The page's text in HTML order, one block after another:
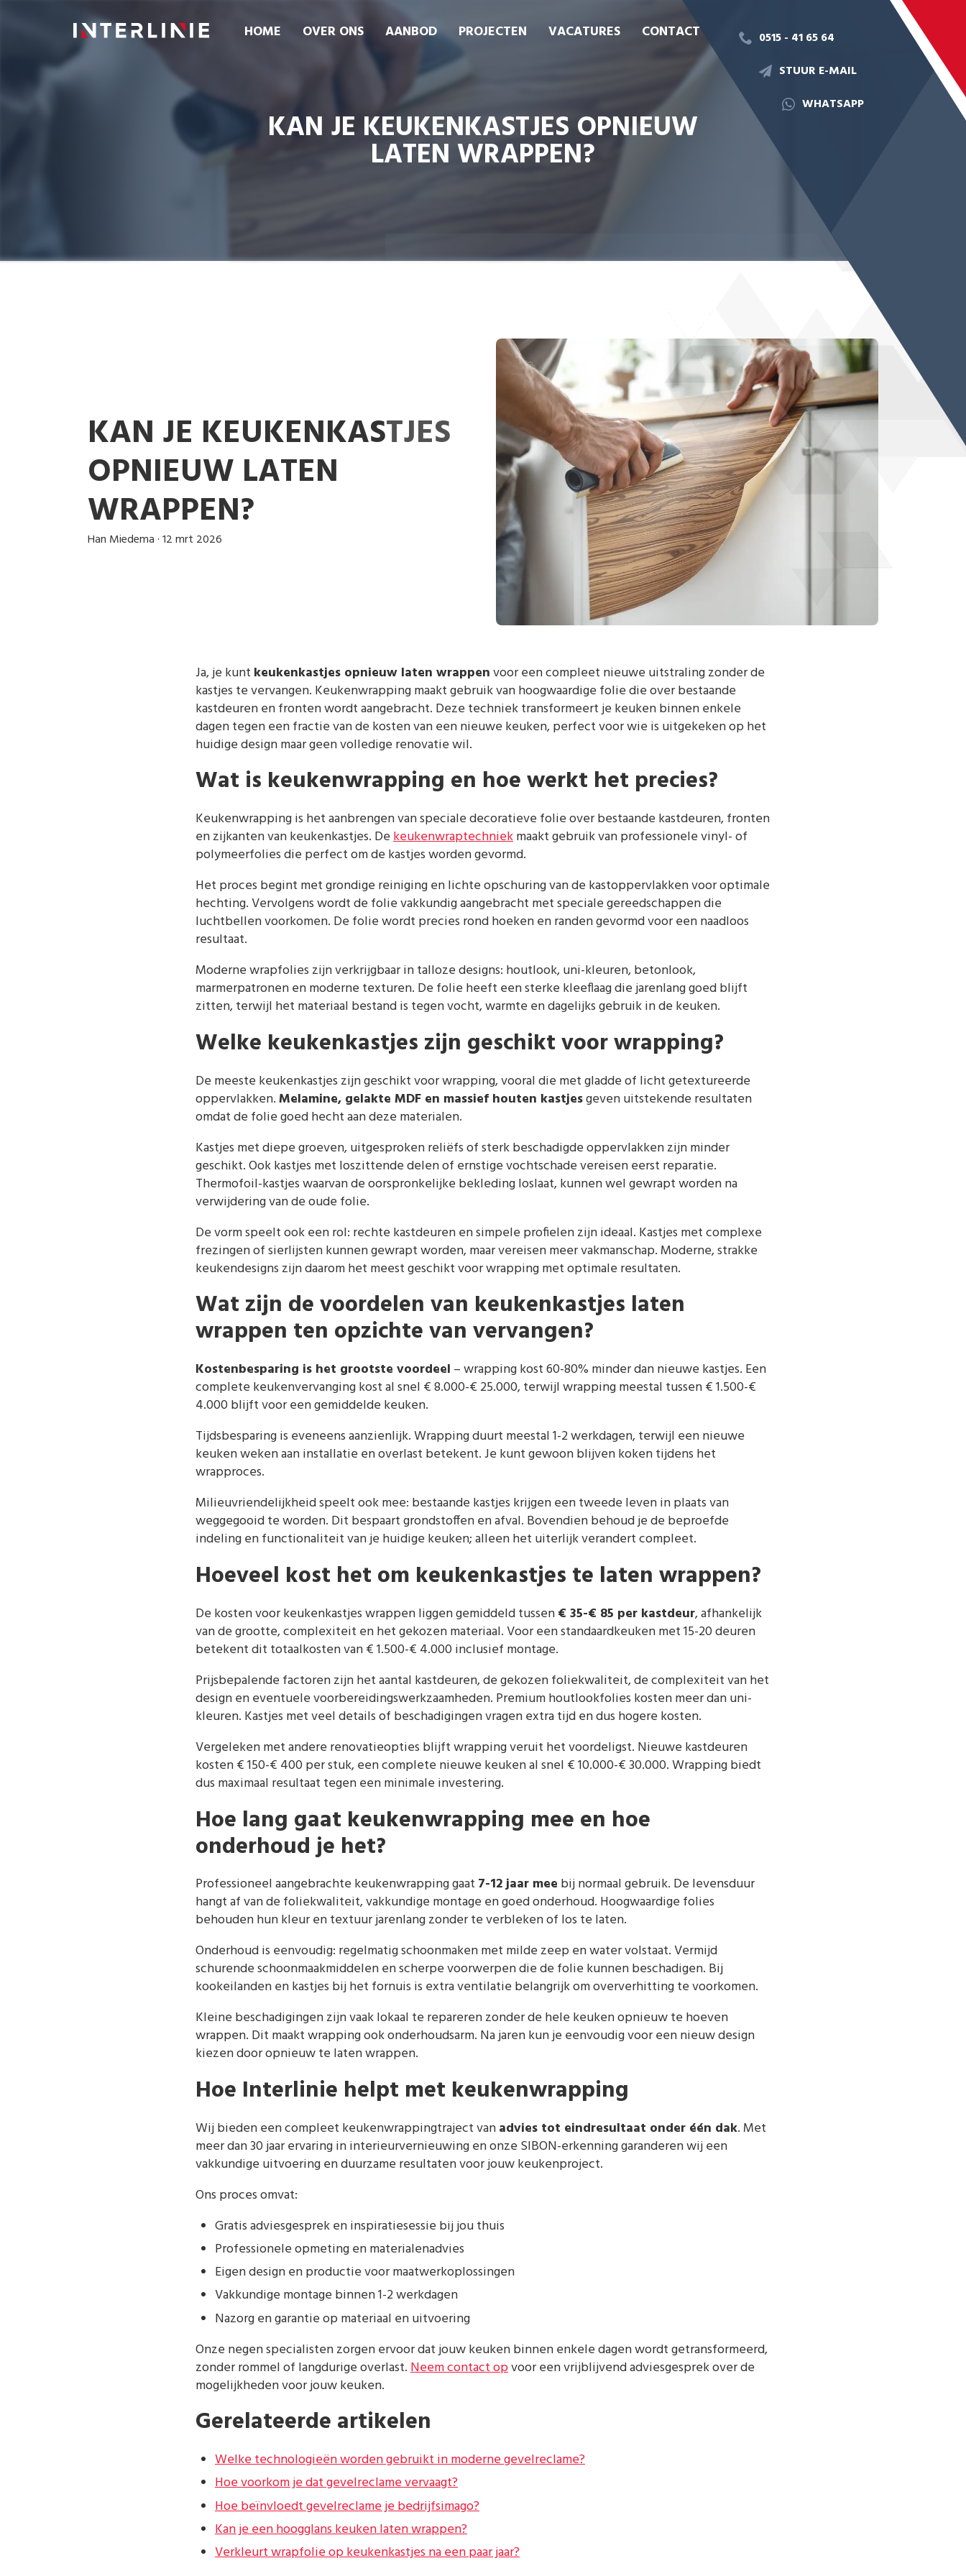
HOME OVER ONS AANBOD PROJECTEN VACATURES CONTACT
0515 - 41 65 64
STUUR E-MAIL
WHATSAPP
KAN JE KEUKENKASTJES OPNIEUW
LATEN WRAPPEN?
KAN JE KEUKENKASTJES
OPNIEUW LATEN
WRAPPEN?
Han Miedema·12 mrt 2026
Ja, je kunt keukenkastjes opnieuw laten wrappenvoor een compleet nieuwe uitstraling zonder de
kastjes te vervangen. Keukenwrapping maakt gebruik van hoogwaardige folie die over bestaande
kastdeuren en fronten wordt aangebracht. Deze techniek transformeert je keuken binnen enkele
dagen tegen een fractie van de kosten van een nieuwe keuken, perfect voor wie is uitgekeken op het
huidige design maar geen volledige renovatie wil.
Wat is keukenwrapping en hoe werkt het precies?
Keukenwrapping is het aanbrengen van speciale decoratieve folie over bestaande kastdeuren, fronten
en zijkanten van keukenkastjes. Dekeukenwraptechniekmaakt gebruik van professionele vinyl- of
polymeerfolies die perfect om de kastjes worden gevormd.
Het proces begint met grondige reiniging en lichte opschuring van de kastoppervlakken voor optimale
hechting. Vervolgens wordt de folie vakkundig aangebracht met speciale gereedschappen die
luchtbellen voorkomen. De folie wordt precies rond hoeken en randen gevormd voor een naadloos
resultaat.
Moderne wrapfolies zijn verkrijgbaar in talloze designs: houtlook, uni-kleuren, betonlook,
marmerpatronen en moderne texturen. De folie heeft een sterke kleeflaag die jarenlang goed blijft
zitten, terwijl het materiaal bestand is tegen vocht, warmte en dagelijks gebruik in de keuken.
Welke keukenkastjes zijn geschikt voor wrapping?
De meeste keukenkastjes zijn geschikt voor wrapping, vooral die met gladde of licht getextureerde
oppervlakken.Melamine, gelakte MDF en massief houten kastjesgeven uitstekende resultaten
omdat de folie goed hecht aan deze materialen.
Kastjes met diepe groeven, uitgesproken reliëfs of sterk beschadigde oppervlakken zijn minder
geschikt. Ook kastjes met loszittende delen of ernstige vochtschade vereisen eerst reparatie.
Thermofoil-kastjes waarvan de oorspronkelijke bekleding loslaat, kunnen wel gewrapt worden na
verwijdering van de oude folie.
De vorm speelt ook een rol: rechte kastdeuren en simpele profielen zijn ideaal. Kastjes met complexe
frezingen of sierlijsten kunnen gewrapt worden, maar vereisen meer vakmanschap. Moderne, strakke
keukendesigns zijn daarom het meest geschikt voor wrapping met optimale resultaten.
Wat zijn de voordelen van keukenkastjes laten
wrappen ten opzichte van vervangen?
Kostenbesparing is het grootste voordeel – wrapping kost 60-80% minder dan nieuwe kastjes. Een
complete keukenvervanging kost al snel € 8.000-€ 25.000, terwijl wrapping meestal tussen € 1.500-€
4.000 blijft voor een gemiddelde keuken.
Tijdsbesparing is eveneens aanzienlijk. Wrapping duurt meestal 1-2 werkdagen, terwijl een nieuwe
keuken weken aan installatie en overlast betekent. Je kunt gewoon blijven koken tijdens het
wrapproces.
Milieuvriendelijkheid speelt ook mee: bestaande kastjes krijgen een tweede leven in plaats van
weggegooid te worden. Dit bespaart grondstoffen en afval. Bovendien behoud je de beproefde
indeling en functionaliteit van je huidige keuken; alleen het uiterlijk verandert compleet.
Hoeveel kost het om keukenkastjes te laten wrappen?
De kosten voor keukenkastjes wrappen liggen gemiddeld tussen€ 35-€ 85 per kastdeur, afhankelijk
van de grootte, complexiteit en het gekozen materiaal. Voor een standaardkeuken met 15-20 deuren
betekent dit totaalkosten van € 1.500-€ 4.000 inclusief montage.
Prijsbepalende factoren zijn het aantal kastdeuren, de gekozen foliekwaliteit, de complexiteit van het
design en eventuele voorbereidingswerkzaamheden. Premium houtlookfolies kosten meer dan uni-
kleuren. Kastjes met veel details of beschadigingen vragen extra tijd en dus hogere kosten.
Vergeleken met andere renovatieopties blijft wrapping veruit het voordeligst. Nieuwe kastdeuren
kosten € 150-€ 400 per stuk, een complete nieuwe keuken al snel € 10.000-€ 30.000. Wrapping biedt
dus maximaal resultaat tegen een minimale investering.
Hoe lang gaat keukenwrapping mee en hoe
onderhoud je het?
Professioneel aangebrachte keukenwrapping gaat 7-12 jaar mee bij normaal gebruik. De levensduur
hangt af van de foliekwaliteit, vakkundige montage en goed onderhoud. Hoogwaardige folies
behouden hun kleur en textuur jarenlang zonder te verbleken of los te laten.
Onderhoud is eenvoudig: regelmatig schoonmaken met milde zeep en water volstaat. Vermijd
schurende schoonmaakmiddelen en scherpe voorwerpen die de folie kunnen beschadigen. Bij
kookeilanden en kastjes bij het fornuis is extra ventilatie belangrijk om oververhitting te voorkomen.
Kleine beschadigingen zijn vaak lokaal te repareren zonder de hele keuken opnieuw te hoeven
wrappen. Dit maakt wrapping ook onderhoudsarm. Na jaren kun je eenvoudig voor een nieuw design
kiezen door opnieuw te laten wrappen.
Hoe Interlinie helpt met keukenwrapping
Wij bieden een compleet keukenwrappingtraject vanadvies tot eindresultaat onder één dak. Met
meer dan 30 jaar ervaring in interieurvernieuwing en onze SIBON-erkenning garanderen wij een
vakkundige uitvoering en duurzame resultaten voor jouw keukenproject.
Ons proces omvat:
Gratis adviesgesprek en inspiratiesessie bij jou thuis
Professionele opmeting en materialenadvies
Eigen design en productie voor maatwerkoplossingen
Vakkundige montage binnen 1-2 werkdagen
Nazorg en garantie op materiaal en uitvoering
Onze negen specialisten zorgen ervoor dat jouw keuken binnen enkele dagen wordt getransformeerd,
zonder rommel of langdurige overlast.Neem contact opvoor een vrijblijvend adviesgesprek over de
mogelijkheden voor jouw keuken.
Gerelateerde artikelen
Welke technologieën worden gebruikt in moderne gevelreclame?
Hoe voorkom je dat gevelreclame vervaagt?
Hoe beïnvloedt gevelreclame je bedrijfsimago?
Kan je een hoogglans keuken laten wrappen?
Verkleurt wrapfolie op keukenkastjes na een paar jaar?